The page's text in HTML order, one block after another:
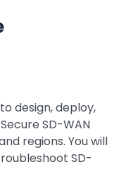
design, deploy,
SD-WAN
regions. You will
SD-